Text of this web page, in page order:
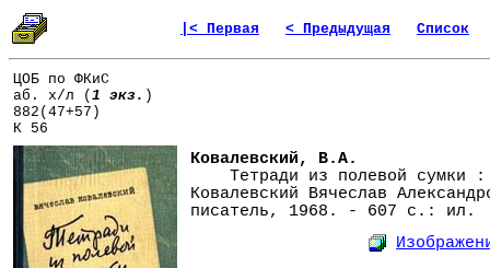
|< Первая < Предыдущая Список
ЦОБ по ФКиС
аб. х/л ( 1 экз. )
882(47+57)
К 56
Ковалевский, В.А.
Тетради из полевой сумки
Ковалевский Вячеслав
писатель, 1968. - 607 с.: ил.